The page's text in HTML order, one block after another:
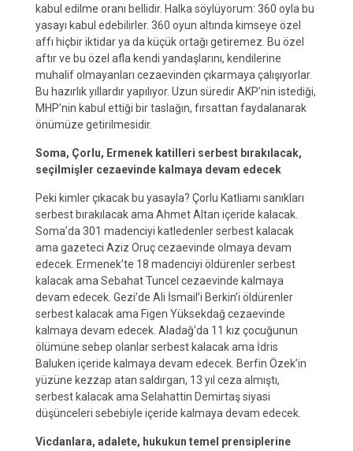
kabul edilme oranı bellidir. Halka söylüyorum: 360 oyla bu
yasayı kabul edebilirler. 360 oyun altında kimseye özel
affı hiçbir iktidar ya da küçük ortağı getiremez. Bu özel
aftır ve bu özel afla kendi yandaşlarını, kendilerine
muhalif olmayanları cezaevinden çıkarmaya çalışıyorlar.
Bu hazırlık yıllardır yapılıyor. Uzun süredir AKP’nin istediği,
MHP’nin kabul ettiği bir taslağın, fırsattan faydalanarak
önümüze getirilmesidir.
Soma, Çorlu, Ermenek katilleri serbest bırakılacak,
seçilmişler cezaevinde kalmaya devam edecek
Peki kimler çıkacak bu yasayla? Çorlu Katliamı sanıkları
serbest bırakılacak ama Ahmet Altan içeride kalacak.
Soma’da 301 madenciyi katledenler serbest kalacak
ama gazeteci Aziz Oruç cezaevinde olmaya devam
edecek. Ermenek’te 18 madenciyi öldürenler serbest
kalacak ama Sebahat Tuncel cezaevinde kalmaya
devam edecek. Gezi’de Ali İsmail’i Berkin’i öldürenler
serbest kalacak ama Figen Yüksekdağ cezaevinde
kalmaya devam edecek. Aladağ’da 11 kız çocuğunun
ölümüne sebep olanlar serbest kalacak ama İdris
Baluken içeride kalmaya devam edecek. Berfin Özek’in
yüzüne kezzap atan saldırgan, 13 yıl ceza almıştı,
serbest kalacak ama Selahattin Demirtaş siyasi
düşünceleri sebebiyle içeride kalmaya devam edecek.
Vicdanlara, adalete, hukukun temel prensiplerine